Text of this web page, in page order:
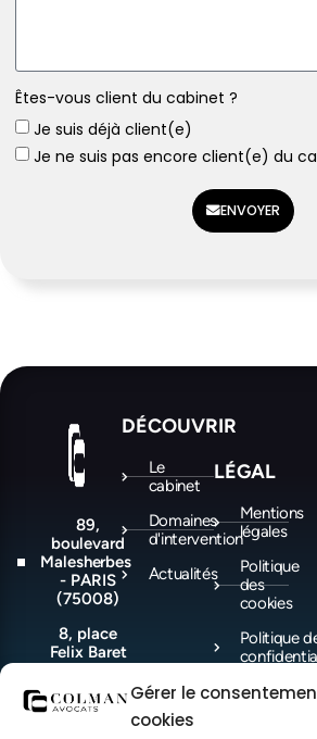
Gérer le
cookies
Êtes-vous client du cabinet ?
Je suis déjà client(e)
Je ne suis pas encore client(e) du
ENVOYER
89,
boulevard
Malesherbes
- PARIS
(75008)
8, place
Felix Baret
MARSEILLE
(13006)
DÉCOUVRIR
Le
cabinet
Domaines
d'intervention
Actualités
LÉGAL
Mentions
légales
Politique
des
cookies
Politique